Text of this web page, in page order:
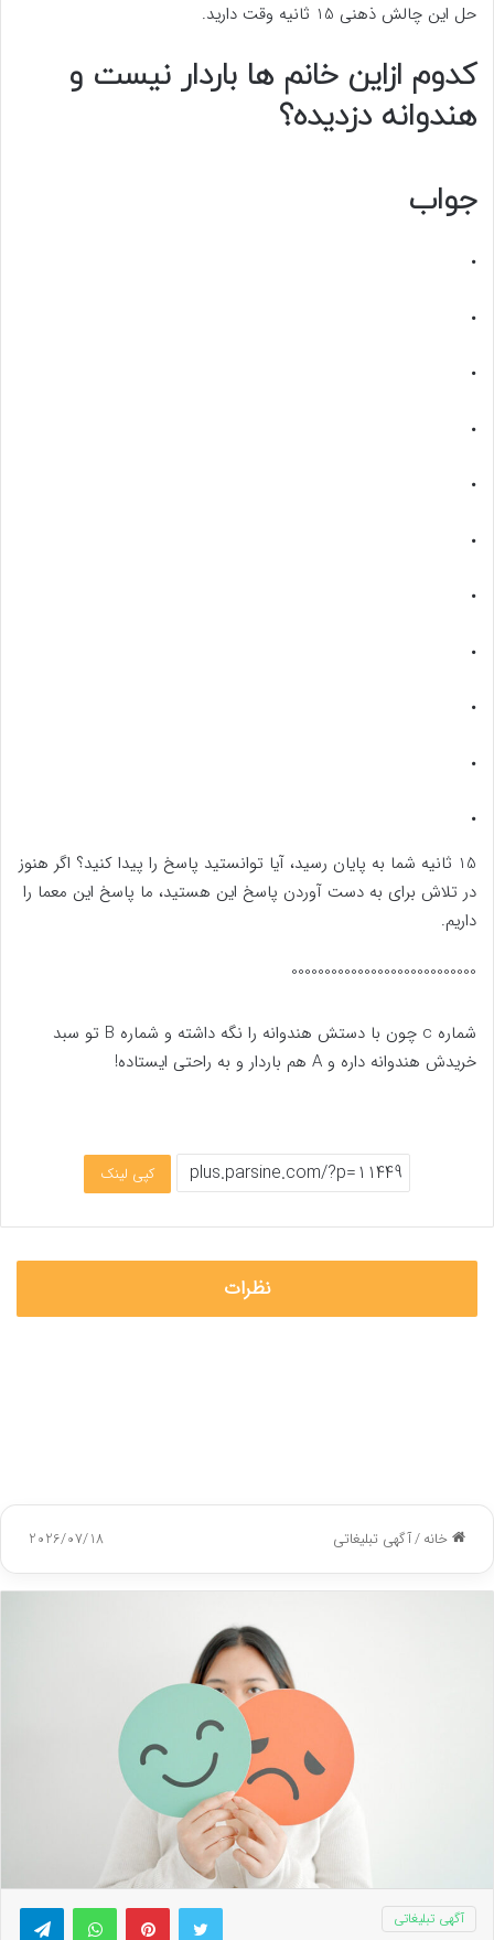
حل این چالش ذهنی 15 ثانیه وقت دارید.
کدوم ازاین خانم ها باردار نیست و
هندوانه دزدیده؟
جواب
.
.
.
.
.
.
.
.
.
.
.
15 ثانیه شما به پایان رسید، آیا توانستید پاسخ را پیدا کنید؟ اگر هنوز
در تلاش برای به دست آوردن پاسخ این هستید، ما پاسخ این معما را
داریم.
°°°°°°°°°°°°°°°°°°°°°°°°°°°°
شماره c چون با دستش هندوانه را نگه داشته و شماره B تو سبد
خریدش هندوانه داره و A هم باردار و به راحتی ایستاده!
کپی لینک
نظرات